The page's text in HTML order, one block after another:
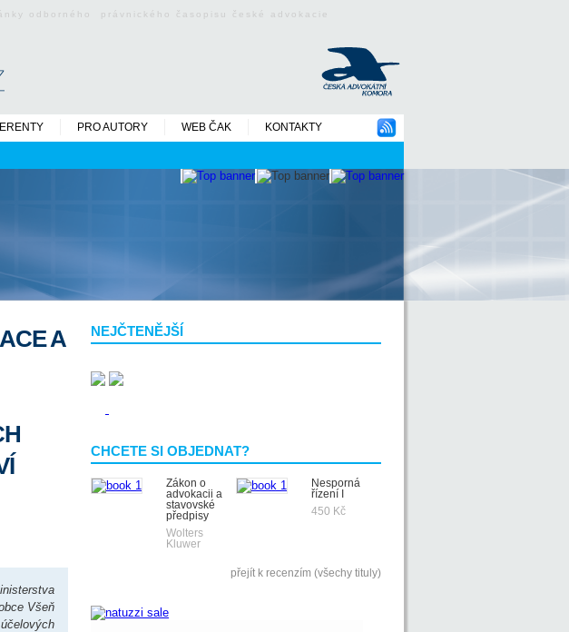
odborného právnického časopisu české advokacie
PRO AUTORY WEB ČAK KONTAKTY
NEJČTENĚJŠÍ
CHCETE SI OBJEDNAT?
Zákon o
advokacii a
stavovské
předpisy
Wolters
Kluwer
Nesporná
řízení I
450 Kč
přejít k recenzím (všechy tituly)
A
Všeň